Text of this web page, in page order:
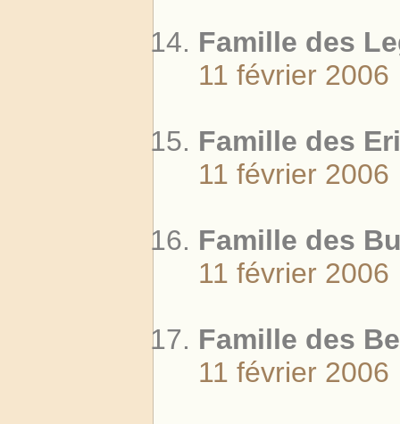
Famille des
11 février 2006
Famille des
11 février 2006
Famille des
11 février 2006
Famille des
11 février 2006